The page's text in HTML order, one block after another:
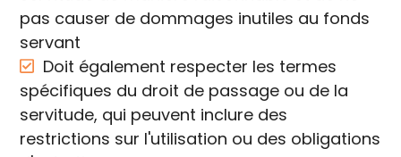
pas causer de dommages inutiles au fonds
servant
Doit également respecter les termes
spécifiques du droit de passage ou de la
servitude, qui peuvent inclure des
restrictions sur l'utilisation ou des obligations